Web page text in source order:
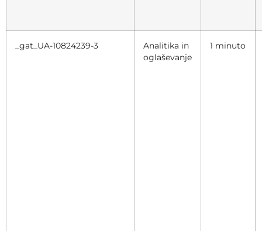
_gat_UA-10824239-3
Analitika in
oglaševanje
1 minuto